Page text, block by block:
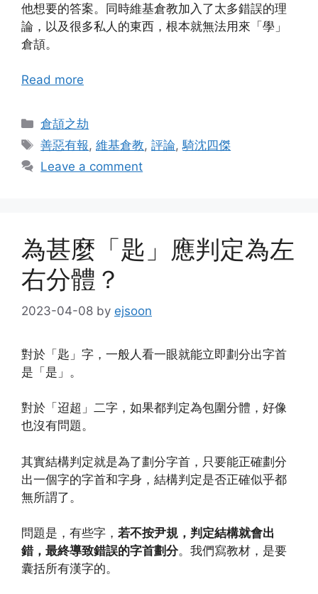
他想要的答案。同時維基倉教加入了太多錯誤的理
論，以及很多私人的東西，根本就無法用來「學」
倉頡。
Read more
Categories
倉頡之劫
Tags
善惡有報,維基倉教,評論,騎沈四傑
Leave a comment
為甚麼「匙」應判定為左
右分體？
2023-04-08 by ejsoon
對於「匙」字，一般人看一眼就能立即劃分出字首
是「是」。
對於「迢超」二字，如果都判定為包圍分體，好像
也沒有問題。
其實結構判定就是為了劃分字首，只要能正確劃分
出一個字的字首和字身，結構判定是否正確似乎都
無所謂了。
問題是，有些字， 若不按尹規，判定結構就會出
錯，最終導致錯誤的字首劃分。我們寫教材，是要
囊括所有漢字的。